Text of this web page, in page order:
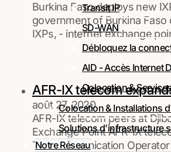
Transit IP
SD-WAN
Débloquez la
AID - Accès Internet
Colocation &
Colocation & Installations
Solutions d'infrastructure
Notre Réseau
Burkina Faso deploys new
government of Burkina Faso
IXPs, - internet exchange
AFR-IX telecom
août 27, 2020
AFR-IX telecom peers at
Exchange Point AFR-IX
Telecommunication